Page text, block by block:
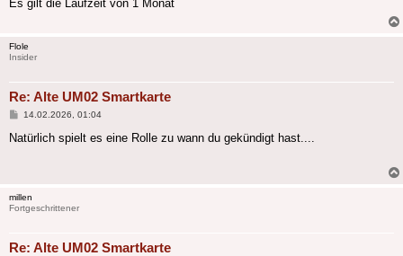
Es gilt die Laufzeit von 1 Monat
Flole
Insider
Re: Alte UM02 Smartkarte
Beitrag
14.02.2026, 01:04
Natürlich spielt es eine Rolle zu wann du gekündigt hast....
millen
Fortgeschrittener
Re: Alte UM02 Smartkarte